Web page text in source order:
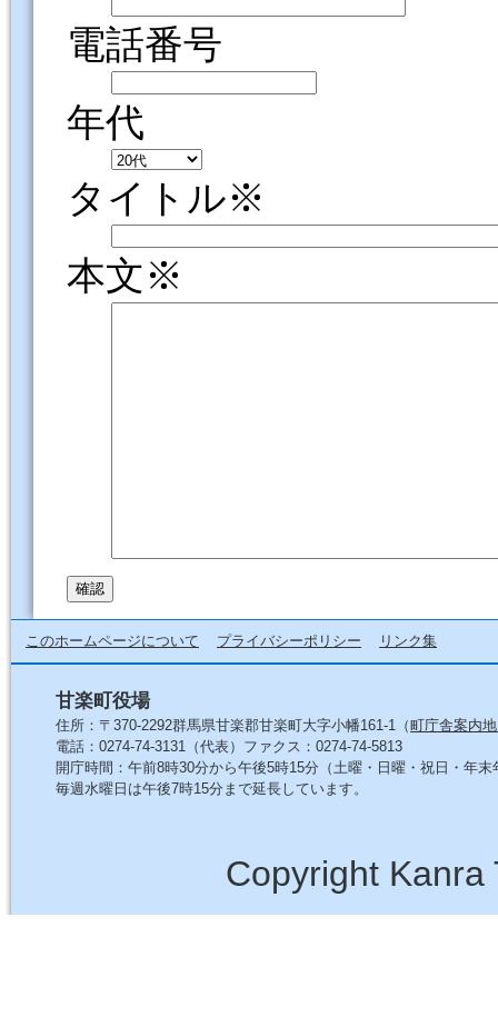
電話番号
年代
タイトル※
本文※
このホームページについて プライバシーポリシー リンク集
甘楽町役場
住所：〒370-2292群馬県甘楽郡甘楽町大字小幡161-1（町庁舎案内
電話：0274-74-3131（代表）ファクス：0274-74-5813
開庁時間：午前8時30分から午後5時15分（土曜・日曜・祝日・年末
毎週水曜日は午後7時15分まで延長しています。
Copyright Kanra